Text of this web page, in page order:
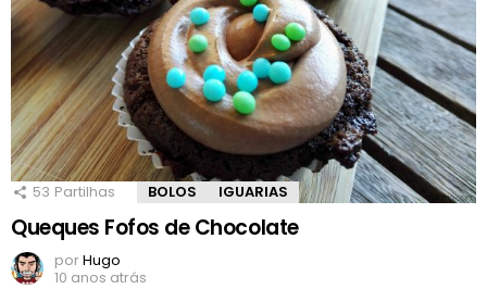
53 Partilhas BOLOS IGUARIAS
Queques Fofos de Chocolate
porHugo
10 anos atrás